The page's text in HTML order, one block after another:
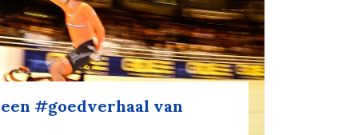
#goedverhaal van